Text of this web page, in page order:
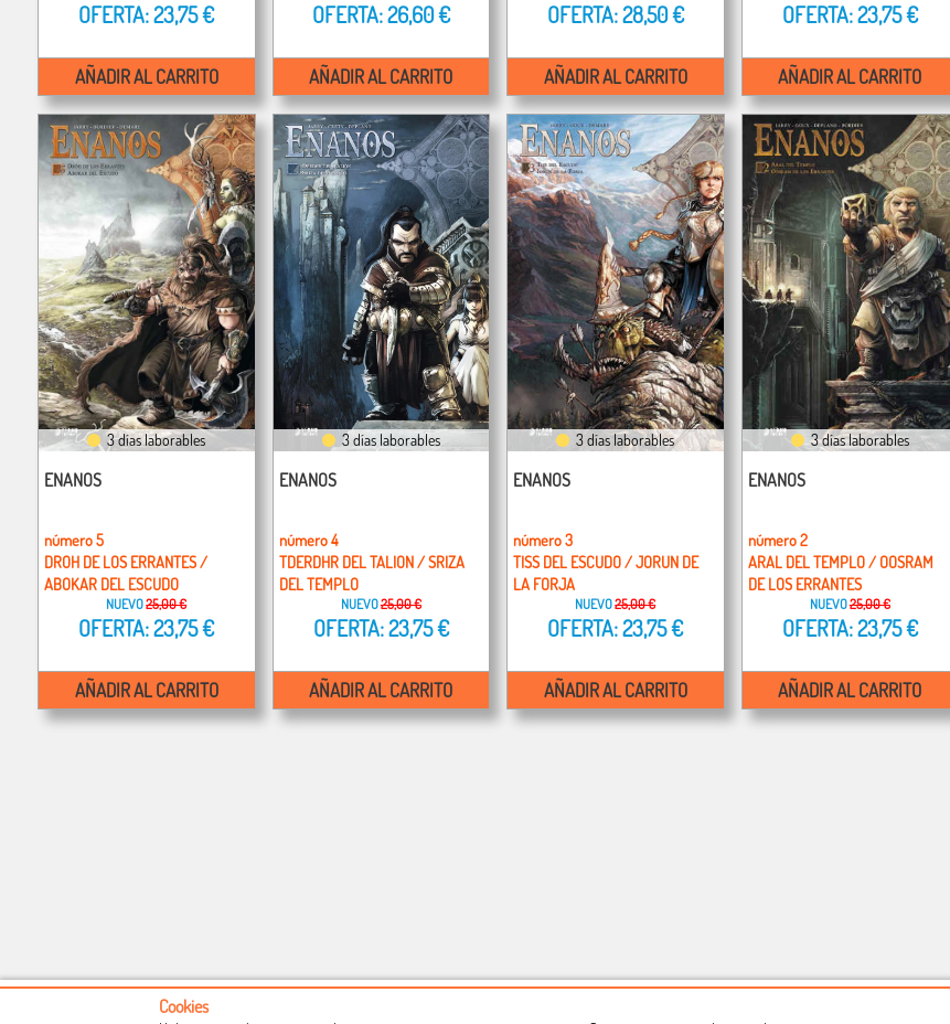
OFERTA: 23,75 €
AÑADIR AL CARRITO
OFERTA: 26,60 €
AÑADIR AL CARRITO
OFERTA: 28,50 €
AÑADIR AL CARRITO
OFERTA: 23,75 €
AÑADIR AL CARRITO
3 días laborables
ENANOS
número 5
DROH DE LOS ERRANTES /
ABOKAR DEL ESCUDO
NUEVO25,00 €
OFERTA: 23,75 €
AÑADIR AL CARRITO
3 días laborables
ENANOS
número 4
TDERDHR DEL TALION / SRIZA
DEL TEMPLO
NUEVO25,00 €
OFERTA: 23,75 €
AÑADIR AL CARRITO
3 días laborables
ENANOS
número 3
TISS DEL ESCUDO / JORUN DE
LA FORJA
NUEVO25,00 €
OFERTA: 23,75 €
AÑADIR AL CARRITO
3 días laborables
ENANOS
número 2
ARAL DEL TEMPLO / OOSRAM
DE LOS ERRANTES
NUEVO25,00 €
OFERTA: 23,75 €
AÑADIR AL CARRITO
Cookies